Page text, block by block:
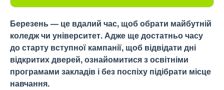
Березень — це вдалий час, щоб обрати майбутній
коледж чи університет. Адже ще достатньо часу
до старту вступної кампанії, щоб відвідати дні
відкритих дверей, ознайомитися з освітніми
програмами закладів і без поспіху підібрати місце
навчання.